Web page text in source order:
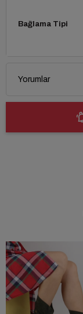
Bağlama Tipi
Yorumlar